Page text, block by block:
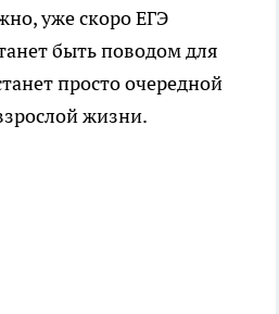
уже скоро ЕГЭ
быть поводом для
просто очередной
жизни.